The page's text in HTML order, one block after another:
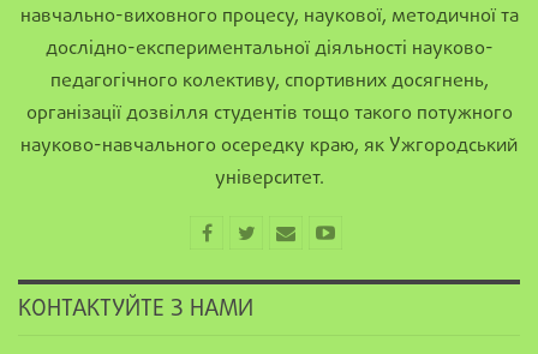
навчально-виховного процесу, наукової, методичної та
дослідно-експериментальної діяльності науково-
педагогічного колективу, спортивних досягнень,
організації дозвілля студентів тощо такого потужного
науково-навчального осередку краю, як Ужгородський
університет.
КОНТАКТУЙТЕ З НАМИ